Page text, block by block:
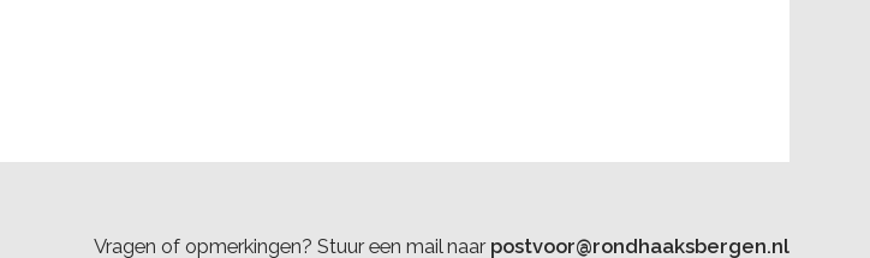
Vragen of opmerkingen? Stuur een mail naar postvoor@rondhaaksbergen.nl